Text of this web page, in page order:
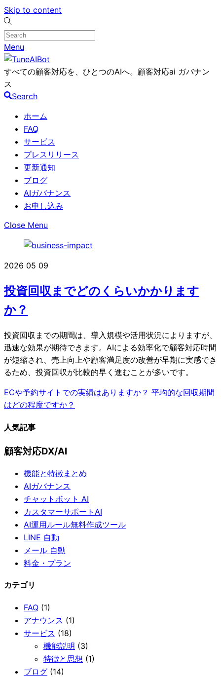
Skip to content
Menu
すべての顧客対応を、ひとつのAIへ。顧客対応ai ガバナン
ス
Search
ホーム
FAQ
サービス
プレスリリース
更新通知
ブログ
AIガバナンス
お申し込み
Close Menu
2026 05 09
投資回収までどのくらいかかります
か？
投資回収までの期間は、導入規模や活用状況によりますが、
迅速な効果が期待できます。AIによる効率化で顧客対応時間
が短縮され、売上向上や顧客満足度の改善が早期に実感でき
るため、投資回収が比較的早く進むことが多いです。
ECや予約サイトでの実績はありますか？ 平均的な回収期間
はどの程度ですか？
人気記事
顧客対応DX/AI
機能と特徴まとめ
AIガバナンス
チャットボット AI
カスタマーサポートAI
AI運用ルール無料作成ツール
LINE 自動
メール 自動
料金・プラン
カテゴリ
FAQ (1)
アナウンス (1)
サービス (18)
機能説明 (3)
特徴と思想 (1)
ブログ (14)